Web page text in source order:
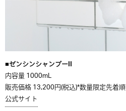
■ゼンシンシャンプーII
内容量 1000mL
販売価格 13,200円(税込)*数量限定先着順
公式サイト